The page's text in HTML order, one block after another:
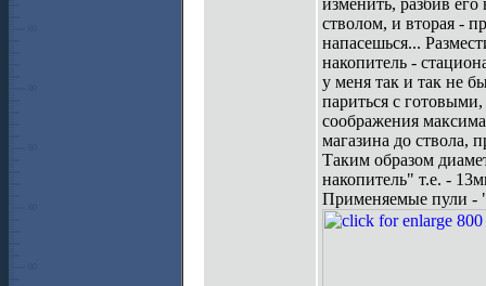
изменить, разбив
стволом, и вторая -
напасешься...
накопитель -
у меня так и так не
париться с
соображения
магазина до ствола,
Таким образом
накопитель" т.е. -
Применяемые пули -